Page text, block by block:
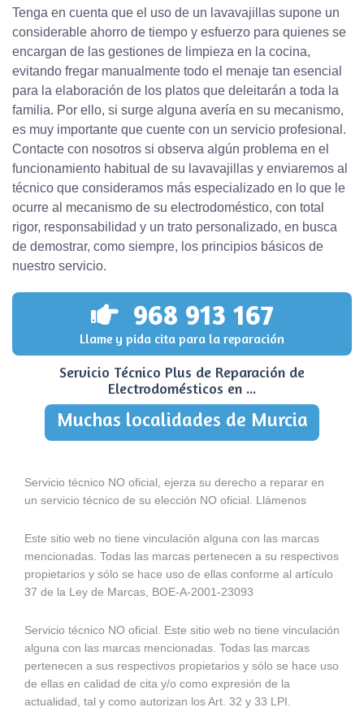
Tenga en cuenta que el uso de un lavavajillas supone un
considerable ahorro de tiempo y esfuerzo para quienes se
encargan de las gestiones de limpieza en la cocina,
evitando fregar manualmente todo el menaje tan esencial
para la elaboración de los platos que deleitarán a toda la
familia. Por ello, si surge alguna avería en su mecanismo,
es muy importante que cuente con un servicio profesional.
Contacte con nosotros si observa algún problema en el
funcionamiento habitual de su lavavajillas y enviaremos al
técnico que consideramos más especializado en lo que le
ocurre al mecanismo de su electrodoméstico, con total
rigor, responsabilidad y un trato personalizado, en busca
de demostrar, como siempre, los principios básicos de
nuestro servicio.
968 913 167
Llame y pida cita para la reparación
Servicio Técnico Plus de Reparación de
Electrodomésticos en ...
Muchas localidades de Murcia
Servicio técnico NO oficial, ejerza su derecho a reparar en
un servicio técnico de su elección NO oficial. Llámenos
Este sitio web no tiene vinculación alguna con las marcas
mencionadas. Todas las marcas pertenecen a su respectivos
propietarios y sólo se hace uso de ellas conforme al artículo
37 de la Ley de Marcas, BOE-A-2001-23093
Servicio técnico NO oficial. Este sitio web no tiene vinculación
alguna con las marcas mencionadas. Todas las marcas
pertenecen a sus respectivos propietarios y sólo se hace uso
de ellas en calidad de cita y/o como expresión de la
actualidad, tal y como autorizan los Art. 32 y 33 LPI.